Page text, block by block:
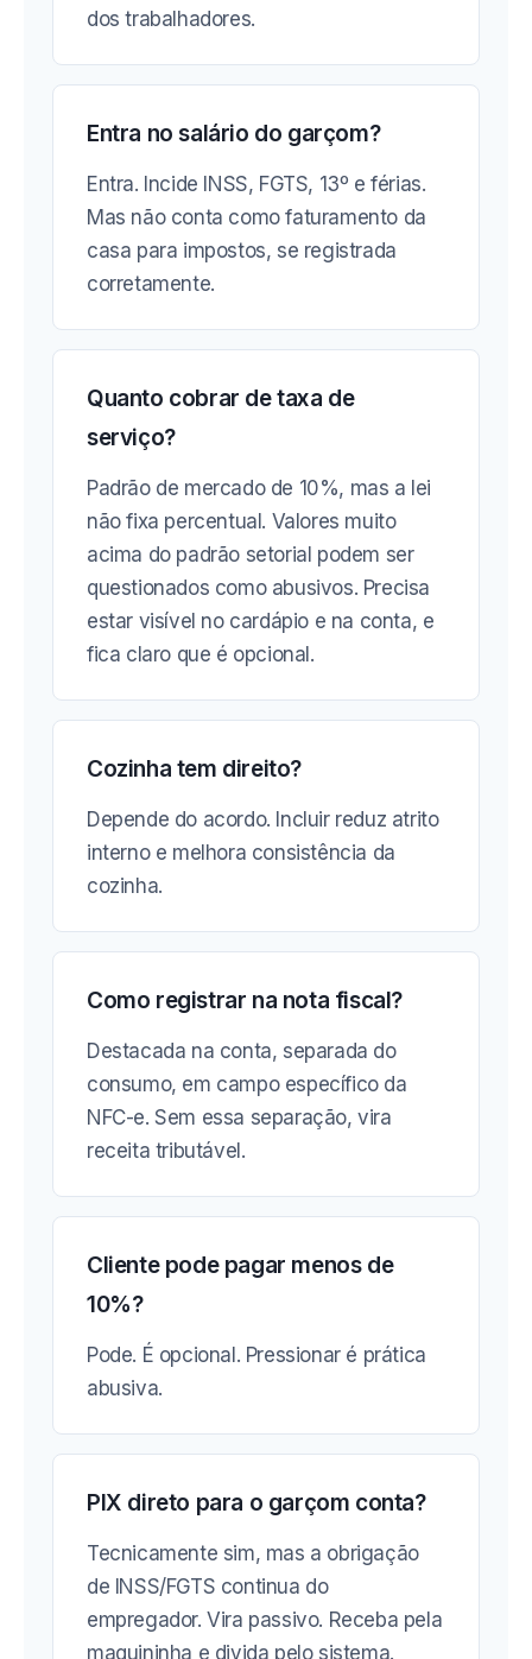
dos trabalhadores.
Entra no salário do garçom?
Entra. Incide INSS, FGTS, 13º e férias.
Mas não conta como faturamento da
casa para impostos, se registrada
corretamente.
Quanto cobrar de taxa de
serviço?
Padrão de mercado de 10%, mas a lei
não fixa percentual. Valores muito
acima do padrão setorial podem ser
questionados como abusivos. Precisa
estar visível no cardápio e na conta, e
fica claro que é opcional.
Cozinha tem direito?
Depende do acordo. Incluir reduz atrito
interno e melhora consistência da
cozinha.
Como registrar na nota fiscal?
Destacada na conta, separada do
consumo, em campo específico da
NFC-e. Sem essa separação, vira
receita tributável.
Cliente pode pagar menos de
10%?
Pode. É opcional. Pressionar é prática
abusiva.
PIX direto para o garçom conta?
Tecnicamente sim, mas a obrigação
de INSS/FGTS continua do
empregador. Vira passivo. Receba pela
maquininha e divida pelo sistema.